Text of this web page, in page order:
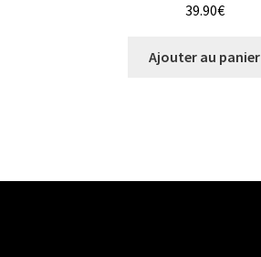
39.90€
Ajouter au panier